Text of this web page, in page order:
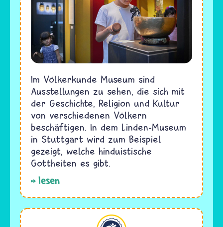
Im Völkerkunde Museum sind
Ausstellungen zu sehen, die sich mit
der Geschichte, Religion und Kultur
von verschiedenen Völkern
beschäftigen. In dem Linden-Museum
in Stuttgart wird zum Beispiel
gezeigt, welche hinduistische
Gottheiten es gibt.
lesen
Hinduismus